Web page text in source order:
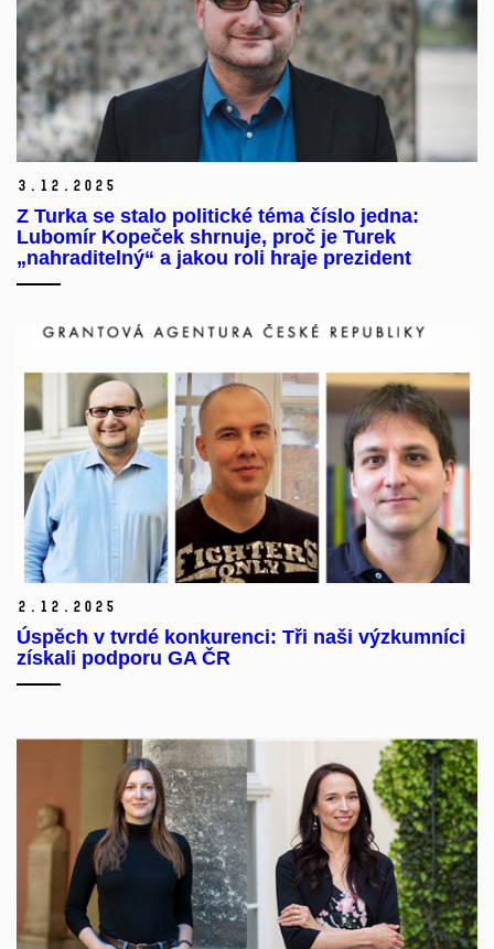
3. 12. 2025
Z Turka se stalo politické téma číslo jedna:
Lubomír Kopeček shrnuje, proč je Turek
„nahraditelný“ a jakou roli hraje prezident
2. 12. 2025
Úspěch v tvrdé konkurenci: Tři naši výzkumníci
získali podporu GA ČR